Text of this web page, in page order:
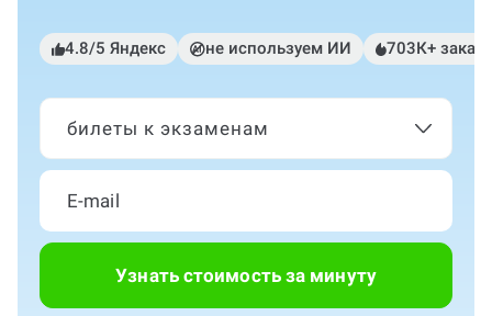
4.8/5 Яндекс не используем ИИ 703К+
билеты к экзаменам
Узнать стоимость за минуту